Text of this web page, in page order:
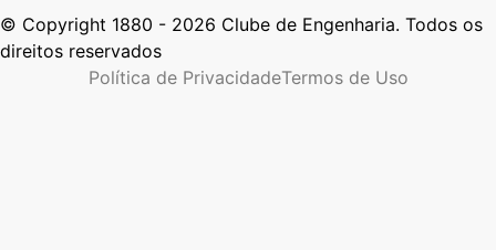
© Copyright 1880 - 2026 Clube de Engenharia. Todos os
direitos reservados
Política de PrivacidadeTermos de Uso